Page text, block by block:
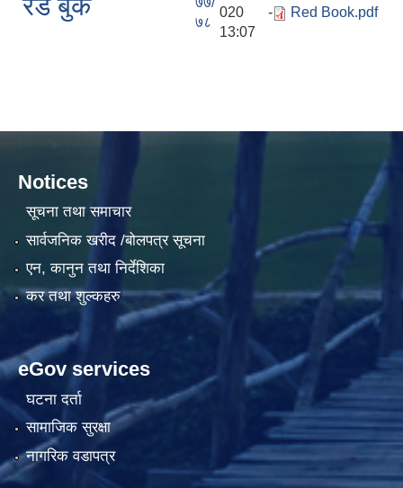
७८
020 -
13:07
Red Book.pdf
Notices
सूचना तथा समाचार
सार्वजनिक खरीद /बोलपत्र सूचना
एन, कानुन तथा निर्देशिका
कर तथा शुल्कहरु
eGov services
घटना दर्ता
सामाजिक सुरक्षा
नागरिक वडापत्र